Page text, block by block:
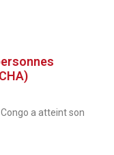
a atteint son